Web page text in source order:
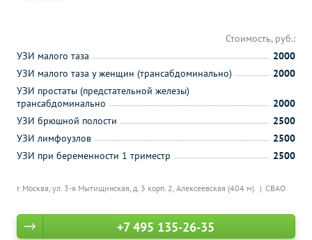
г. Москва, ул. 3-я Мытищинская, д. 3 корп. 2, Алексеевская (404 м) СВАО
Стоимость, руб.:
УЗИ малого таза
2000
УЗИ малого таза у женщин (трансабдоминально)
2000
УЗИ простаты (предстательной железы)
трансабдоминально
2000
УЗИ брюшной полости
2500
УЗИ лимфоузлов
2500
УЗИ при беременности 1 триместр
2500
+7 495 135-26-35